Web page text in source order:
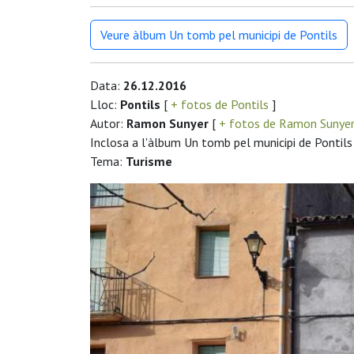
Veure àlbum Un tomb pel municipi de Pontils
Data: 26.12.2016
Lloc: Pontils [ + fotos de Pontils ]
Autor: Ramon Sunyer [ + fotos de Ramon
Inclosa a l'àlbum Un tomb pel municipi de Pontils
Tema: Turisme